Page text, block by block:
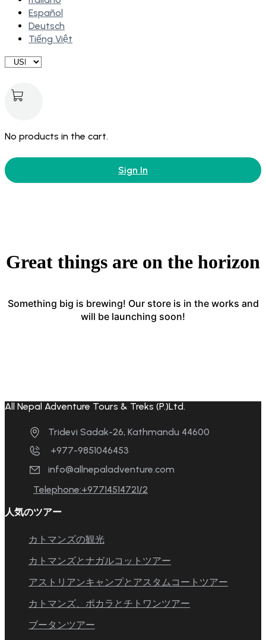
Español
Deutsch
Tiếng Việt
No products in the cart.
Sign In
Great things are on the horizon
Something big is brewing! Our store is in the works and
will be launching soon!
All Nepal Adventure Tours & Treks (P.)Ltd.
Tridevi Sadak-26, Kathmandu 44600
+977-9851046453
info@allnepaladventure.com
Telephone:+97714514721/2
人気のツアー
カトマンズの観光
カトマンズとナガルコットツアー
アストリアンキャンプとアスタムコートツアー
カトマンズ、ポカラとチトワンツアー
ブータンツアー